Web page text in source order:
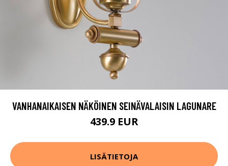
VANHANAIKAISEN NÄKÖINEN SEINÄVALAISIN LAGUNARE
439.9 EUR
LISÄTIETOJA